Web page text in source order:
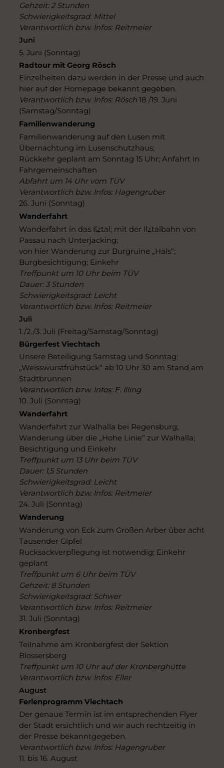
Gehzeit: 2 Stunden
Schwierigkeitsgrad: Mittel
Verantwortlich bzw. Infos: Reitmeier
Juni
5. Juni (Sonntag)
Radtour mit Georg Rösch
Einzelheiten dazu werden in der Presse und auch
hier auf der Homepage bekannt gegeben.
Verantwortlich bzw. Infos: Rösch 18./19. Juni
(Samstag/Sonntag)
Familienwanderung
Familienwanderung auf den Lusen mit
Übernachtung im Lusenschutzhaus;
Rückkehr geplant am Sonntag 15 Uhr; Anfahrt in
Fahrgemeinschaften
Abfahrt um 14 Uhr vom TÜV
Verantwortlich bzw. Infos: Hagengruber
26. Juni (Sonntag)
Wanderfahrt
Wanderfahrt in das Ilztal; mit der Ilztalbahn von
Passau nach Unterjacking;
von hier Wanderung zur Burgruine „Hals“;
Burgbesichtigung; Einkehr
Treffpunkt um 10 Uhr beim TÜV
Dauer: 3 Stunden
Schwierigkeitsgrad: Leicht
Verantwortlich bzw. Infos: Reitmeier
Juli
1./2./3. Juli (Freitag/Samstag/Sonntag)
Bürgerfest Viechtach
Unsere Beteiligung Samstag und Sonntag:
„Weisswurstfrühstück“ ab 10 Uhr 30 am Stand am
Stadtbrunnen
Verantwortlich bzw. Infos: E. Illing
10. Juli (Sonntag)
Wanderfahrt
Wanderfahrt zur Walhalla bei Regensburg;
Wanderung über die „Hohe Linie“ zur Walhalla;
Besichtigung und Einkehr
Treffpunkt um 13 Uhr beim TÜV
Dauer: 1,5 Stunden
Schwierigkeitsgrad: Leicht
Verantwortlich bzw. Infos: Reitmeier
24. Juli (Sonntag)
Wanderung
Wanderung von Eck zum Großen Arber über acht
Tausender Gipfel
Rucksackverpflegung ist notwendig; Einkehr
geplant
Treffpunkt um 6 Uhr beim TÜV
Gehzeit: 8 Stunden
Schwierigkeitsgrad: Schwer
Verantwortlich bzw. Infos: Reitmeier
31. Juli (Sonntag)
Kronbergfest
Teilnahme am Kronbergfest der Sektion
Blossersberg
Treffpunkt um 10 Uhr auf der Kronberghütte
Verantwortlich bzw. Infos: Eller
August
Ferienprogramm Viechtach
Der genaue Termin ist im entsprechenden Flyer
der Stadt ersichtlich und wir auch rechtzeitig in
der Presse bekanntgegeben.
Verantwortlich bzw. Infos: Hagengruber
11. bis 16. August